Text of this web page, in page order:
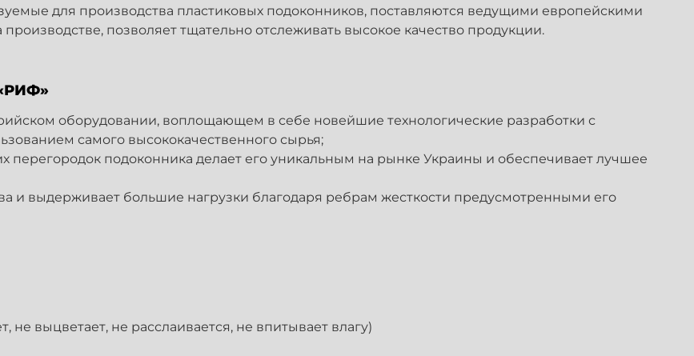
для производства пластиковых подоконников, поставляются ведущими европейскими
позволяет тщательно отслеживать высокое качество продукции.
оборудовании, воплощающем в себе новейшие технологические разработки с
самого высококачественного сырья;
перегородок подоконника делает его уникальным на рынке Украины и обеспечивает лучшее
и выдерживает большие нагрузки благодаря ребрам жесткости предусмотренными его
выцветает, не расслаивается, не впитывает влагу)